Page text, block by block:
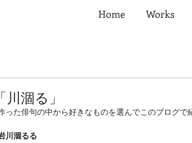
Home Works
川涸る」
った俳句の中から好きなものを選んでこのブログで
川涸るる